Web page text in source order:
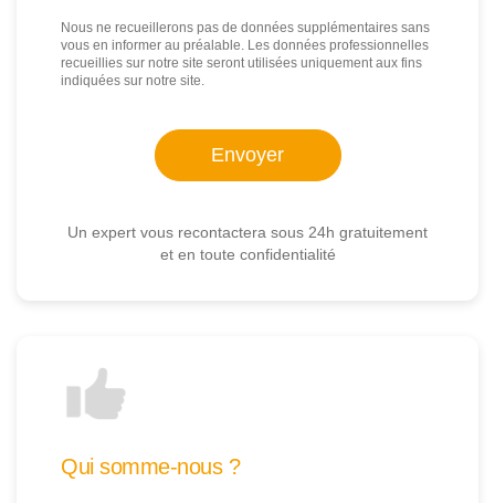
Nous ne recueillerons pas de données supplémentaires sans
vous en informer au préalable. Les données professionnelles
recueillies sur notre site seront utilisées uniquement aux fins
indiquées sur notre site.
Un expert vous recontactera sous 24h gratuitement
et en toute confidentialité
Qui somme-nous ?